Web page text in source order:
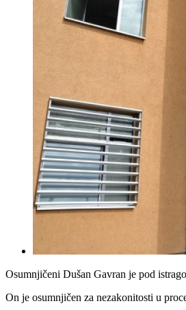
Osumnjičeni Dušan Gavran je pod
On je osumnjičen za nezakonitosti u